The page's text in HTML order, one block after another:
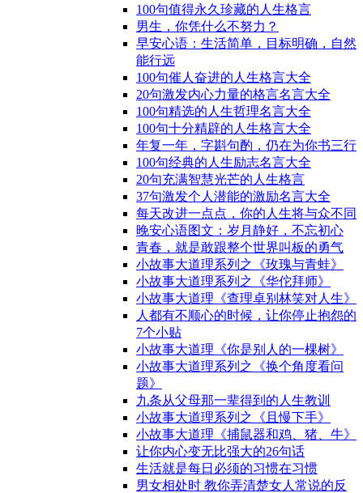
100句值得永久珍藏的人生格言
男生，你凭什么不努力？
早安心语：生活简单，目标明确，自然
能行远
100句催人奋进的人生格言大全
20句激发内心力量的格言名言大全
100句精选的人生哲理名言大全
100句十分精辟的人生格言大全
年复一年，字斟句酌，仍在为你书三行
100句经典的人生励志名言大全
20句充满智慧光芒的人生格言
37句激发个人潜能的激励名言大全
每天改进一点点，你的人生将与众不同
晚安心语图文：岁月静好，不忘初心
青春，就是敢跟整个世界叫板的勇气
小故事大道理系列之《玫瑰与青蛙》
小故事大道理系列之《华佗拜师》
小故事大道理《查理卓别林笑对人生》
人都有不顺心的时候，让你停止抱怨的
7个小贴
小故事大道理《你是别人的一棵树》
小故事大道理系列之《换个角度看问
题》
九条从父母那一辈得到的人生教训
小故事大道理系列之《且慢下手》
小故事大道理《捕鼠器和鸡、猪、牛》
让你内心变无比强大的26句话
生活就是每日必须的习惯在习惯
男女相处时 教你弄清楚女人常说的反